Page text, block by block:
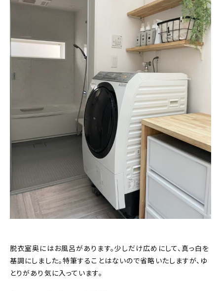
脱衣室奥にはお風呂があります。少しだけ広めにして、真っ白を
基調にしました。特筆することはないので省略いたしますが、ゆ
とりがあり気に入っています。